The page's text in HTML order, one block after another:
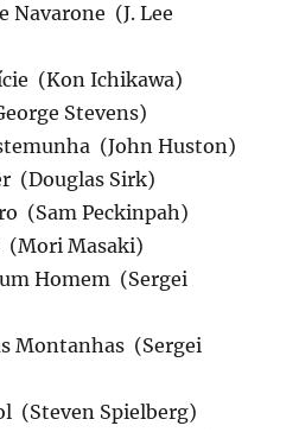
Navarone (J. Lee
(Kon Ichikawa)
Stevens)
(John Huston)
(Douglas Sirk)
(Sam Peckinpah)
(Mori Masaki)
Homem (Sergei
Montanhas (Sergei
(Steven Spielberg)